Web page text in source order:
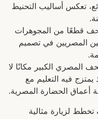
تعكس أساليب التحنيط
قطعًا من المجوهرات
المصريين في تصميم
المصري الكبير مكانًا لا
يمتزج فيه التعليم مع
أعماق الحضارة المصرية.